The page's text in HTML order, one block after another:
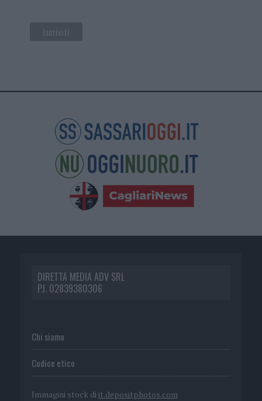
DIRETTA MEDIA ADV SRL
P.I. 02839380306
Chi siamo
Codice etico
Immagini stock di it.depositphotos.com